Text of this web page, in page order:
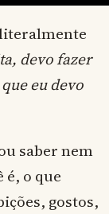
devo fazer
eu devo
saber nem
é, o que
gostos,